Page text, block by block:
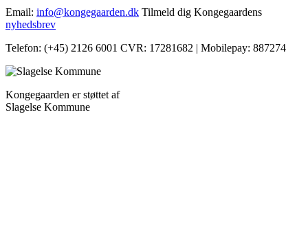
Email: info@kongegaarden.dk Tilmeld dig Kongegaardens
nyhedsbrev
Telefon: (+45) 2126 6001 CVR: 17281682 | Mobilepay: 887274
Kongegaarden er støttet af
Slagelse Kommune